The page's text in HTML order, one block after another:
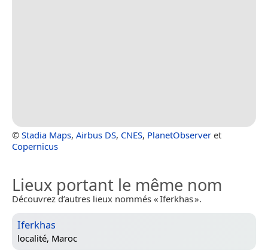
© Stadia Maps, Airbus DS, CNES, PlanetObserver et
Copernicus
Lieux portant le même nom
Découvrez d’autres lieux nommés « Iferkhas ».
Iferkhas
localité, Maroc